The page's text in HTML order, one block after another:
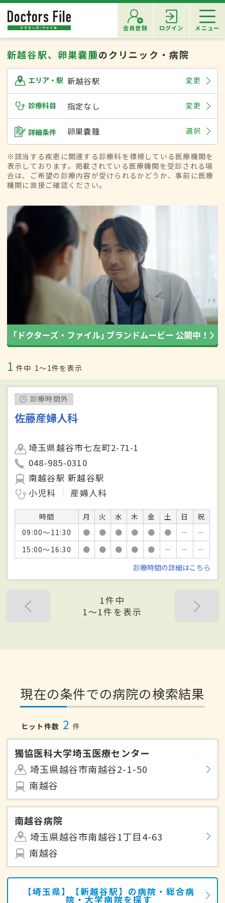
会員登録 ログイン メニュー
新越谷駅、卵巣嚢腫のクリニック・病院
エリア・駅 新越谷駅 変更
診療科目 指定なし 変更
詳細条件 卵巣嚢腫 選択
※該当する疾患に関連する診療科を標榜している医療機関を
表示しております。掲載されている医療機関を受診される場
合は、ご希望の診療内容が受けられるかどうか、事前に医療
機関に直接ご確認ください。
1 件中 1〜1件を表示
診療時間外
佐藤産婦人科
埼玉県越谷市七左町2-71-1
048-985-0310
南越谷駅 新越谷駅
小児科
産婦人科
時間 月 火 水 木 金 土 日
祝
09:00～11:30
● ● ● ● ● ● －
－
15:00～16:30
● ● ● ● ● － －
－
診療時間の詳細はこちら
1件中
1〜1件を表示
現在の条件での病院の検索結果
ヒット件数 2 件
獨協医科大学埼玉医療センター
埼玉県越谷市南越谷2-1-50
南越谷
南越谷病院
埼玉県越谷市南越谷1丁目4-63
南越谷
【埼玉県】【新越谷駅】の病院・総合病
院・大学病院を探す